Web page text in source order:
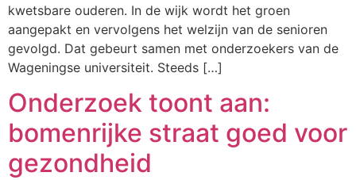
kwetsbare ouderen. In de wijk wordt het groen
aangepakt en vervolgens het welzijn van de senioren
gevolgd. Dat gebeurt samen met onderzoekers van de
Wageningse universiteit. Steeds […]
Onderzoek toont aan:
bomenrijke straat goed voor
gezondheid